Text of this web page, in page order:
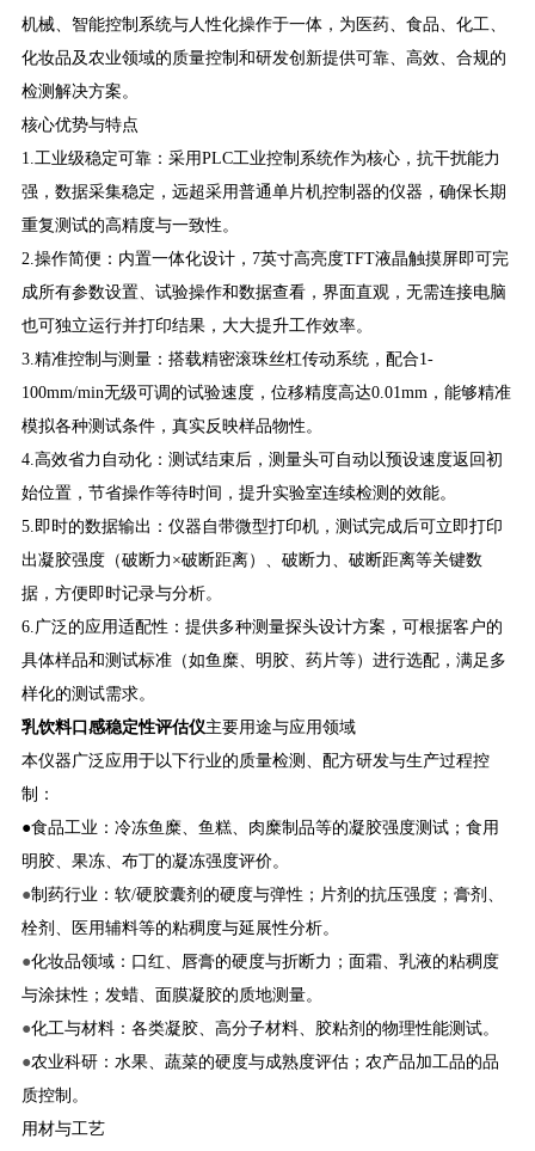
机械、智能控制系统与人性化操作于一体，为医药、食品、化工、
化妆品及农业领域的质量控制和研发创新提供可靠、高效、合规的
检测解决方案。
核心优势与特点
1.工业级稳定可靠：采用PLC工业控制系统作为核心，抗干扰能力
强，数据采集稳定，远超采用普通单片机控制器的仪器，确保长期
重复测试的高精度与一致性。
2.操作简便：内置一体化设计，7英寸高亮度TFT液晶触摸屏即可完
成所有参数设置、试验操作和数据查看，界面直观，无需连接电脑
也可独立运行并打印结果，大大提升工作效率。
3.精准控制与测量：搭载精密滚珠丝杠传动系统，配合1-
100mm/min无级可调的试验速度，位移精度高达0.01mm，能够精准
模拟各种测试条件，真实反映样品物性。
4.高效省力自动化：测试结束后，测量头可自动以预设速度返回初
始位置，节省操作等待时间，提升实验室连续检测的效能。
5.即时的数据输出：仪器自带微型打印机，测试完成后可立即打印
出凝胶强度（破断力×破断距离）、破断力、破断距离等关键数
据，方便即时记录与分析。
6.广泛的应用适配性：提供多种测量探头设计方案，可根据客户的
具体样品和测试标准（如鱼糜、明胶、药片等）进行选配，满足多
样化的测试需求。
乳饮料口感稳定性评估仪主要用途与应用领域
本仪器广泛应用于以下行业的质量检测、配方研发与生产过程控
制：
●食品工业：冷冻鱼糜、鱼糕、肉糜制品等的凝胶强度测试；食用
明胶、果冻、布丁的凝冻强度评价。
●制药行业：软/硬胶囊剂的硬度与弹性；片剂的抗压强度；膏剂、
栓剂、医用辅料等的粘稠度与延展性分析。
●化妆品领域：口红、唇膏的硬度与折断力；面霜、乳液的粘稠度
与涂抹性；发蜡、面膜凝胶的质地测量。
●化工与材料：各类凝胶、高分子材料、胶粘剂的物理性能测试。
●农业科研：水果、蔬菜的硬度与成熟度评估；农产品加工品的品
质控制。
用材与工艺